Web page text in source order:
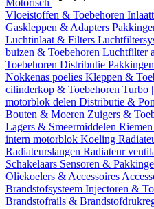
Motorisch
Vloeistoffen & Toebehoren
Gaskleppen & Adapters
Luchtinlaat & Filters
buizen & Toebehoren Luchtfilter
Toebehoren Distributie
Nokkenas poelies Kleppen &
cilinderkop & Toebehoren Turbo
motorblok delen Distributie &
Bouten & Moeren Zuigers &
Lagers & Smeermiddelen
intern motorblok Koeling
Radiateurslangen Radiateur
Schakelaars Sensoren &
Oliekoelers & Accessoires
Brandstofsysteem Injectoren &
Brandstofrails &